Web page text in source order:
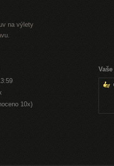
na výlety
10x)